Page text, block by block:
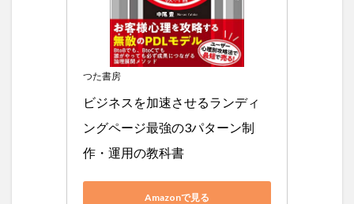
つた書房
ビジネスを加速させるランディ
ングページ最強の3パターン制
作・運用の教科書
Amazonで見る